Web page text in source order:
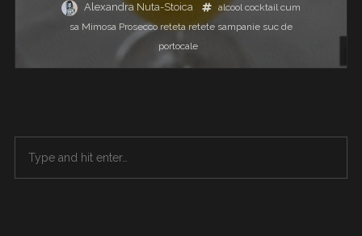
Alexandra Nuta-Stoica alcool cocktail cum
sa Mimosa Prosecco reteta retete sampanie suc de
portocale